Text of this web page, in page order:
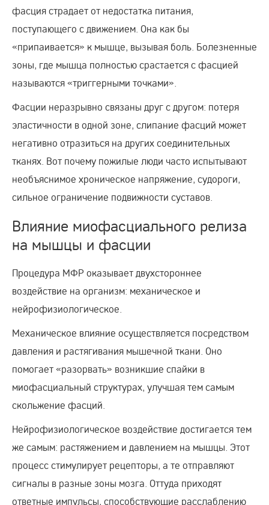
фасция страдает от недостатка питания,
поступающего с движением. Она как бы
«припаивается» к мышце, вызывая боль. Болезненные
зоны, где мышца полностью срастается с фасцией
называются «триггерными точками».
Фасции неразрывно связаны друг с другом: потеря
эластичности в одной зоне, слипание фасций может
негативно отразиться на других соединительных
тканях. Вот почему пожилые люди часто испытывают
необъяснимое хроническое напряжение, судороги,
сильное ограничение подвижности суставов.
Влияние миофасциального релиза
на мышцы и фасции
Процедура МФР оказывает двухстороннее
воздействие на организм: механическое и
нейрофизиологическое.
Механическое влияние осуществляется посредством
давления и растягивания мышечной ткани. Оно
помогает «разорвать» возникшие спайки в
миофасциальный структурах, улучшая тем самым
скольжение фасций.
Нейрофизиологическое воздействие достигается тем
же самым: растяжением и давлением на мышцы. Этот
процесс стимулирует рецепторы, а те отправляют
сигналы в разные зоны мозга. Оттуда приходят
ответные импульсы, способствующие расслаблению